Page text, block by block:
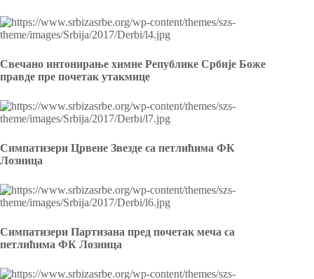
Свечано интонирање химне Републике Србије Боже
правде пре почетак утакмице
Симпатизери Црвене Звезде са петлићима ФК
Лозница
Симпатизери Партизана пред почетак меча са
петлићима ФК Лозница